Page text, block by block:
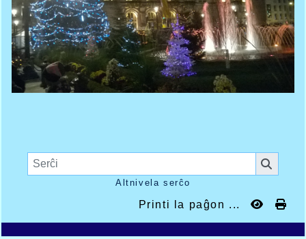
Altnivela serĉo
Printi la paĝon ...